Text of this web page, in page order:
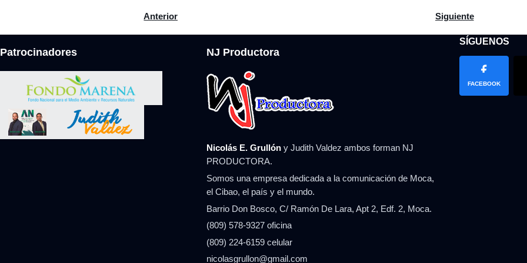
Artículo anterior: Leonel cuestiona la reforma de la PN que impulsa el Gobierno
Anterior Artículo siguiente:
Siguiente
Patrocinadores NJ Productora
Nicolás E. Grullóny Judith Valdez ambos forman NJ
PRODUCTORA.
Somos una empresa dedicada a la comunicación de Moca,
el Cibao, el país y el mundo.
Barrio Don Bosco, C/ Ramón De Lara, Apt 2, Edf. 2, Moca.
(809) 578-9327 oficina
(809) 224-6159 celular
nicolasgrullon@gmail.com
SÍGUENOS
FACEBOOK